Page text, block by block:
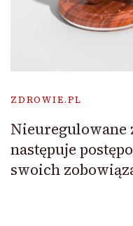
ZDROWIE.PL
Nieuregulowane
następuje
swoich